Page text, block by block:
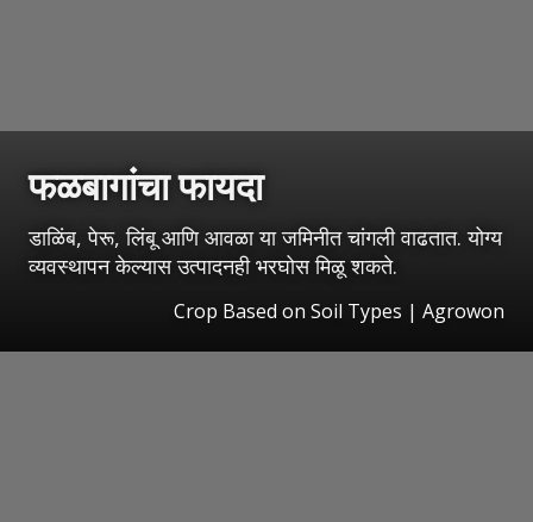
फळबागांचा फायदा
डाळिंब, पेरू, लिंबू आणि आवळा या जमिनीत चांगली वाढतात. योग्य
व्यवस्थापन केल्यास उत्पादनही भरघोस मिळू शकते.
Crop Based on Soil Types | Agrowon